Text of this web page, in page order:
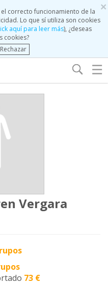
×
correcto funcionamiento de la
Lo que sí utiliza son cookies
aquí para leer más), ¿deseas
cookies?
Rechazar
☰
Vergara
73 €